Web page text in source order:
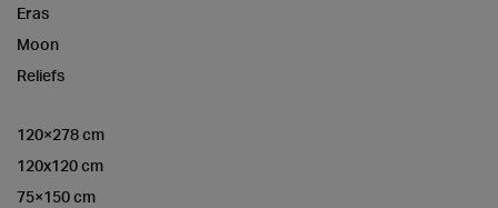
Eras
Moon
Reliefs
120×278 cm
120x120 cm
75×150 cm